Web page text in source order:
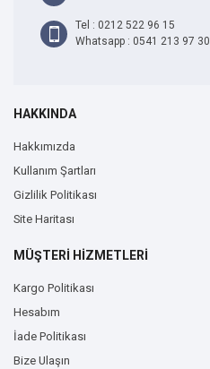
Tel : 0212 522 96 15
Whatsapp : 0541 213 97 30
HAKKINDA
Hakkımızda
Kullanım Şartları
Gizlilik Politikası
Site Haritası
MÜŞTERİ HİZMETLERİ
Kargo Politikası
Hesabım
İade Politikası
Bize Ulaşın